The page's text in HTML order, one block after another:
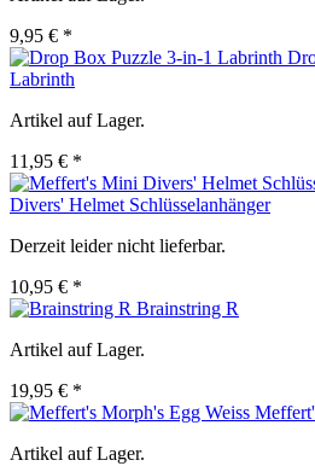
9,95 € *
Labrinth
Artikel auf Lager.
11,95 € *
Divers' Helmet Schlüsselanhänger
Derzeit leider nicht lieferbar.
10,95 € *
Brainstring R
Artikel auf Lager.
19,95 € *
Artikel auf Lager.